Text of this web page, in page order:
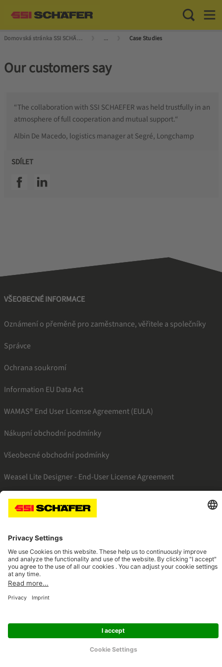
Toggle
Domovská stránka SSI SCHÄFER ... Case Studies
Our customers say
“The collaboration with SSI SCHAEFER was held trustfully in an
atmosphere of full cooperation and mutual support.“
Albin De Macedo, logistics manager at Segré, Longchamp
SDÍLET
SSI facebookSSI linkedin
VŠEOBECNÉ INFORMACE
Oznámení o přeměně pro zaměstnance, věřitele a společníky
Správce
Ochrana soukromí
Information EU Data Act
WAMAS® End User License Agreement (EULA)
Nákupní obchodní podmínky
Všeobecné obchodní podmínky
Weasel Lite Designer - End-User License Agreement
SSI facebookSSI youtube
© 2026